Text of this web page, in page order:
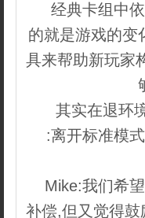
经典卡组中
的就是游戏的变
具来帮助新玩家
其实在退环
:离开标准模
Mike:我们希
补偿,但又觉得